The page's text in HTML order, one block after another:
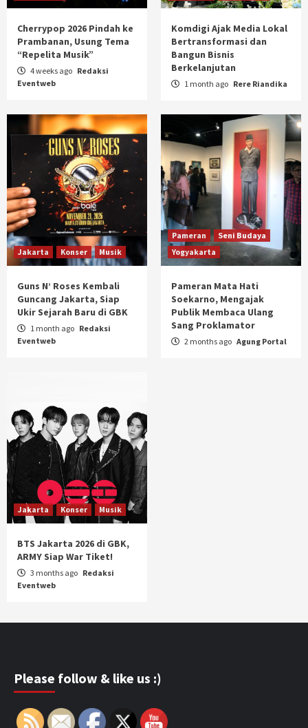
Cherrypop 2026 Pindah ke
Prambanan, Usung Tema
“Repelita Musik”
4 weeks ago Redaksi
Eventweb
Komdigi Ajak Media Lokal
Bertransformasi dan
Bangun Bisnis
Berkelanjutan
1 month ago Rere Riandika
Jakarta Konser Musik
Guns N’ Roses Kembali
Guncang Jakarta, Siap
Ukir Sejarah Baru di GBK
1 month ago Redaksi
Eventweb
Pameran
Seni Budaya
Yogyakarta
Pameran Mata Hati
Soekarno, Mengajak
Publik Membaca Ulang
Sang Proklamator
2 months ago Agung Portal
Jakarta Konser Musik
BTS Jakarta 2026 di GBK,
ARMY Siap War Tiket!
3 months ago Redaksi
Eventweb
Please follow & like us :)